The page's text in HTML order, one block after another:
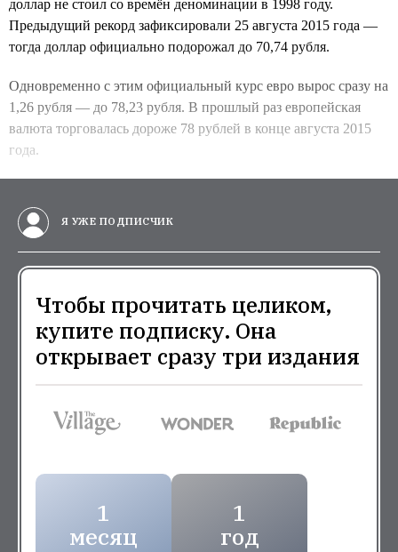
доллар не стоил со времён деноминации в 1998 году.
Предыдущий рекорд зафиксировали 25 августа 2015 года —
тогда доллар официально подорожал до 70,74 рубля.
Одновременно с этим официальный курс евро вырос сразу на
1,26 рубля — до 78,23 рубля. В прошлый раз европейская
валюта торговалась дороже 78 рублей в конце августа 2015
года.
Я УЖЕ ПОДПИСЧИК
Чтобы прочитать целиком,
купите подписку. Она
открывает сразу три издания
1
месяц
1
год